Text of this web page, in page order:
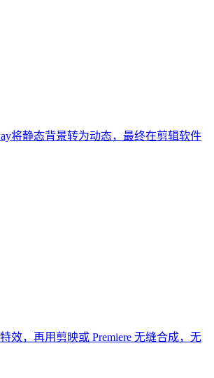
将静态背景转为动态，最终在剪辑软件
效，再用剪映或 Premiere 无缝合成，无